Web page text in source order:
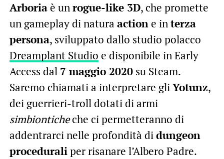
Arboriaè unrogue-like 3D, che promette
un gameplay di natura actione interza
persona, sviluppato dallo studio polacco
Dreamplant Studio e disponibile in Early
Access dal 7 maggio 2020su Steam.
Saremo chiamati a interpretare gliYotunz,
dei guerrieri-troll dotati di armi
simbionticheche ci permetteranno di
addentrarci nelle profondità didungeon
proceduraliper risanare l’Albero Padre.